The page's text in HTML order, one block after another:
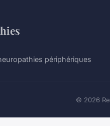
périphériques
© 2026